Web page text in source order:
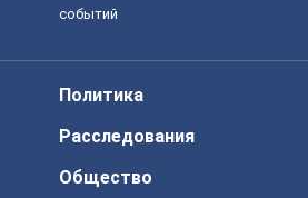
событий
Политика
Расследования
Общество